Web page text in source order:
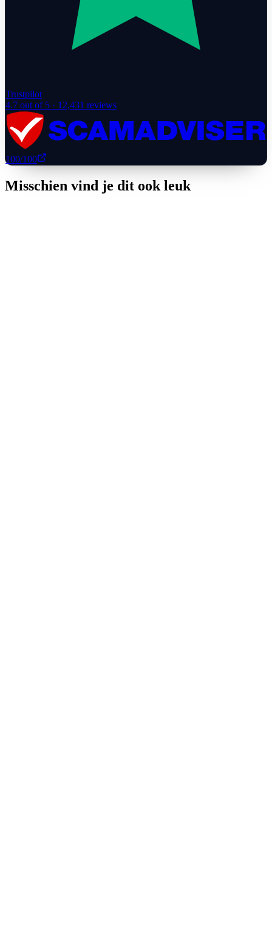
Trustpilot
4.7 out of 5 · 12,431 reviews
100/100
Misschien vind je dit ook leuk